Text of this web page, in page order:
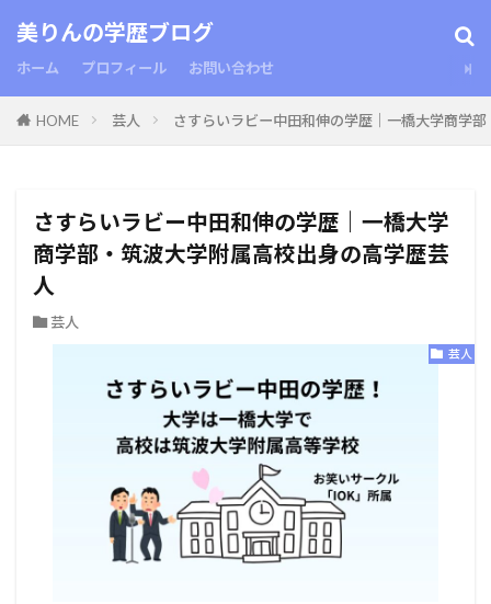
美りんの学歴ブログ
ホーム プロフィール お問い合わせ
HOME 芸人 さすらいラビー中田和伸の学歴｜一橋大学商学
さすらいラビー中田和伸の学歴｜一橋大学
商学部・筑波大学附属高校出身の高学歴芸
人
芸人
芸人